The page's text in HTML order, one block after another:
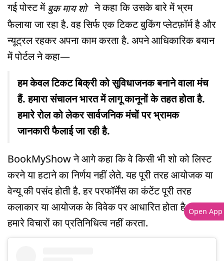
गई पोस्ट में बुक माय शो ने कहा कि उसके बारे में भ्रम
फैलाया जा रहा है. वह सिर्फ एक टिकट बुकिंग प्लेटफ़ॉर्म है और
न्यूट्रल रहकर अपना काम करता है. अपने आधिकारिक बयान
में पोर्टल ने कहा—
हम केवल टिकट बिक्री को सुविधाजनक बनाने वाला मंच
हैं. हमारा संचालन भारत में लागू कानूनों के तहत होता है.
हमारे रोल को लेकर सार्वजनिक मंचों पर भ्रामक
जानकारी फैलाई जा रही है.
BookMyShow ने आगे कहा कि वे किसी भी शो को लिस्ट
करने या हटाने का निर्णय नहीं लेते. यह पूरी तरह आयोजक या
वेन्यू की पसंद होती है. हर परफॉर्मेंस का कंटेंट पूरी तरह
कलाकार या आयोजक के विवेक पर आधारित होता है. वह
हमारे विचारों का प्रतिनिधित्व नहीं करता.
Open App